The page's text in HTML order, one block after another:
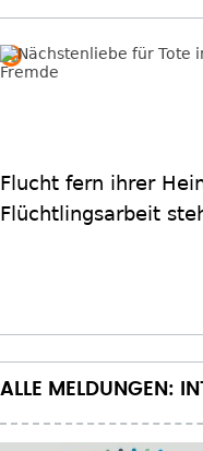
Flucht fern ihrer
Flüchtlingsarbeit
ALLE MELDUNGEN: